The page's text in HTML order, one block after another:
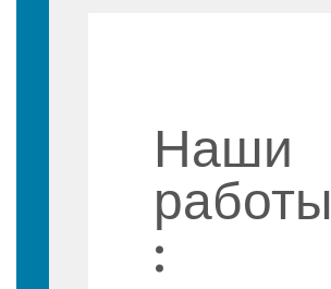
Наши
работы
: